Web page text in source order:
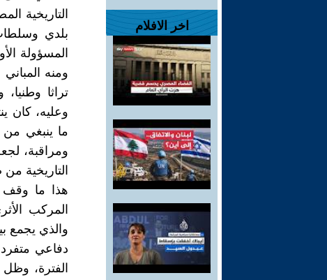
اخر الافلام
التاريخية
بلدي وسلطات
المسؤولة
ومنه المباني
تراثا
وعليه، كان
ما ينبغي
ومراقبة،
التاريخية
هذا ما وقف
المركب
والذي يجمع
دفاعي
الفترة،